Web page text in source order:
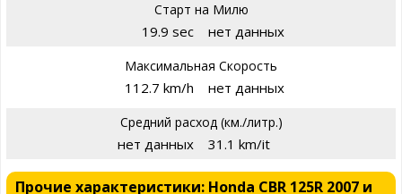
Старт на Милю
19.9 sec нет данных
Максимальная Скорость
112.7 km/h нет данных
Средний расход (км./литр.)
нет данных 31.1 km/it
Прочие характеристики: Honda CBR 125R 2007 и